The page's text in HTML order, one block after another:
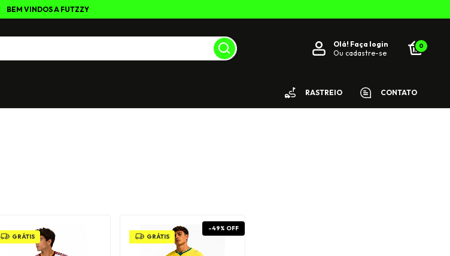
BEM VINDOS A FUTZZY
Olá! Faça login
Ou cadastre-se
0
RASTREIO CONTATO
GRÁTIS GRÁTIS
-49% OFF